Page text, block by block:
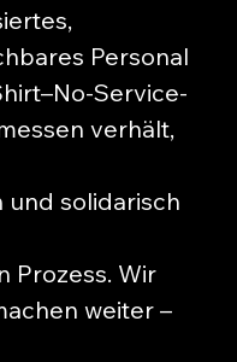
Personal
Service-
verhält,
und solidarisch
Prozess. Wir
weiter –